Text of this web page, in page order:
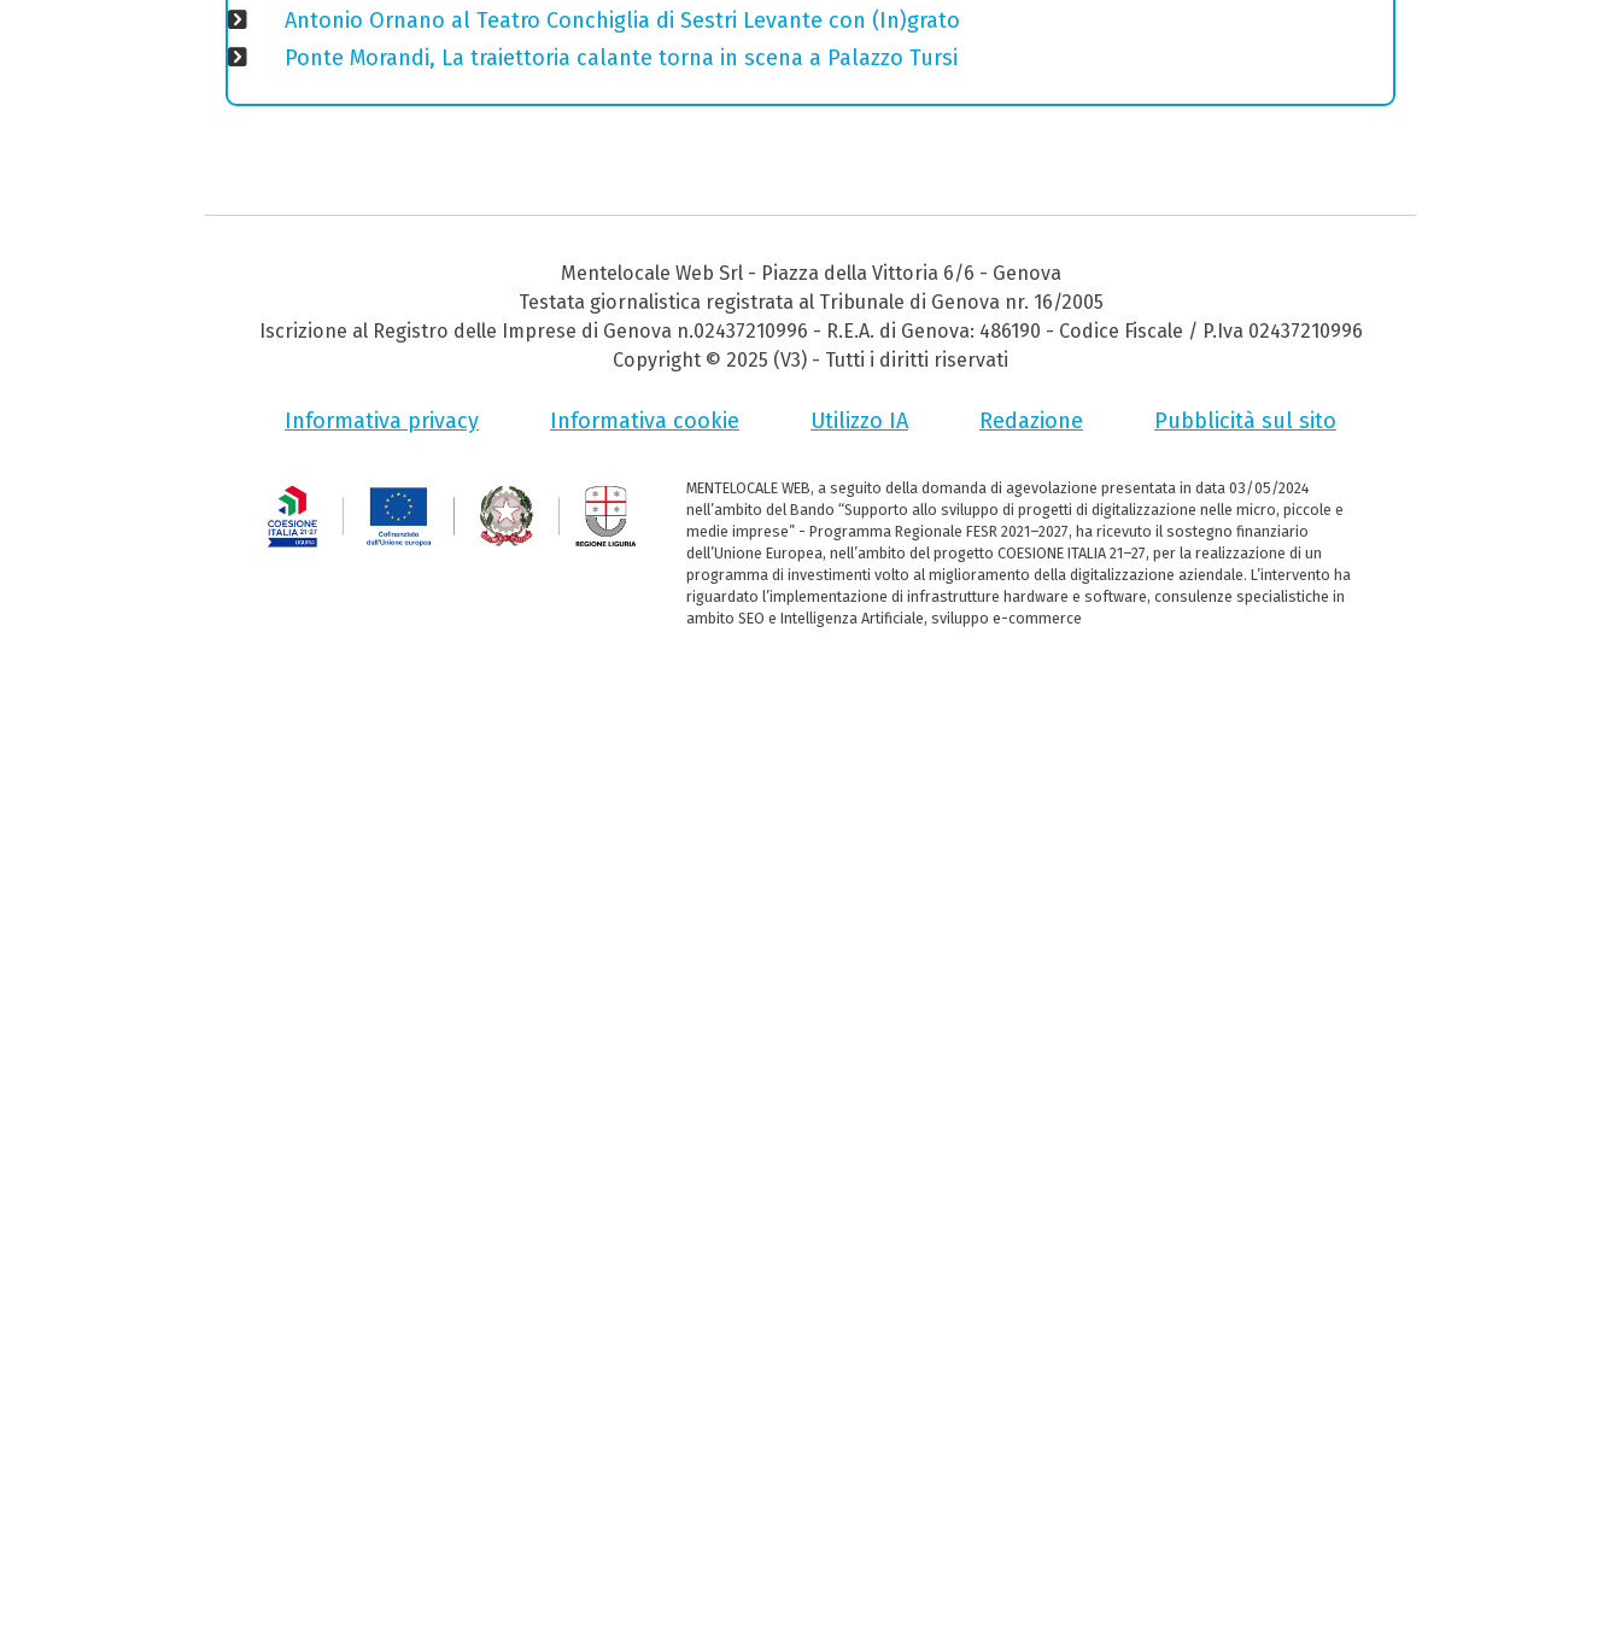
Antonio Ornano al Teatro Conchiglia di Sestri Levante con (In)grato
Ponte Morandi, La traiettoria calante torna in scena a Palazzo Tursi
Mentelocale Web Srl - Piazza della Vittoria 6/6 - Genova
Testata giornalistica registrata al Tribunale di Genova nr. 16/2005
Iscrizione al Registro delle Imprese di Genova n.02437210996 - R.E.A. di Genova: 486190 - Codice Fiscale / P.Iva 02437210996
Copyright © 2025 (V3) - Tutti i diritti riservati
Informativa privacy Informativa cookie Utilizzo IA Redazione Pubblicità sul sito
MENTELOCALE WEB, a seguito della domanda di agevolazione presentata in data 03/05/2024
nell’ambito del Bando “Supporto allo sviluppo di progetti di digitalizzazione nelle micro, piccole e
medie imprese” - Programma Regionale FESR 2021–2027, ha ricevuto il sostegno finanziario
dell’Unione Europea, nell’ambito del progetto COESIONE ITALIA 21–27, per la realizzazione di un
programma di investimenti volto al miglioramento della digitalizzazione aziendale. L’intervento ha
riguardato l’implementazione di infrastrutture hardware e software, consulenze specialistiche in
ambito SEO e Intelligenza Artificiale, sviluppo e-commerce